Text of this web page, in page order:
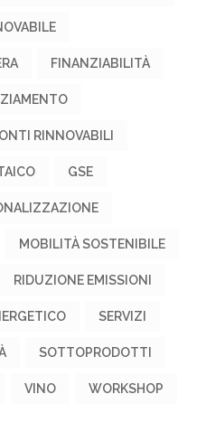
FINANZIABILITÀ
RINNOVABILI
GSE
MOBILITÀ SOSTENIBILE
RIDUZIONE EMISSIONI
SERVIZI
SOTTOPRODOTTI
VINO WORKSHOP